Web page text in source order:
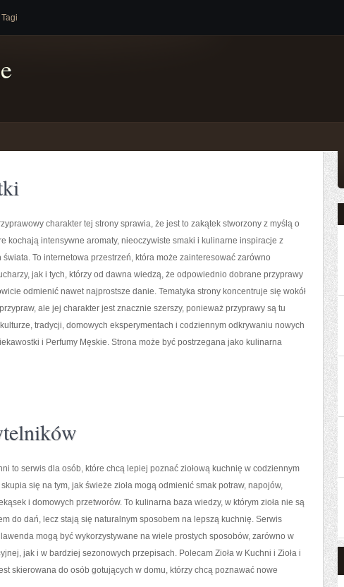
Tagi
charakter tej strony sprawia, że jest to zakątek stworzony z myślą o
kochają intensywne aromaty, nieoczywiste smaki i kulinarne inspiracje z
świata. To internetowa przestrzeń, która może zainteresować zarówno
jak i tych, którzy od dawna wiedzą, że odpowiednio dobrane przyprawy
odmienić nawet najprostsze danie. Tematyka strony koncentruje się wokół
ale jej charakter jest znacznie szerszy, ponieważ przyprawy są tu
tradycji, domowych eksperymentach i codziennym odkrywaniu nowych
i Perfumy Męskie. Strona może być postrzegana jako kulinarna
to serwis dla osób, które chcą lepiej poznać ziołową kuchnię w codziennym
się na tym, jak świeże zioła mogą odmienić smak potraw, napojów,
i domowych przetworów. To kulinarna baza wiedzy, w którym zioła nie są
do dań, lecz stają się naturalnym sposobem na lepszą kuchnię. Serwis
mogą być wykorzystywane na wiele prostych sposobów, zarówno w
jak i w bardziej sezonowych przepisach. Polecam Zioła w Kuchni i Zioła i
skierowana do osób gotujących w domu, którzy chcą poznawać nowe